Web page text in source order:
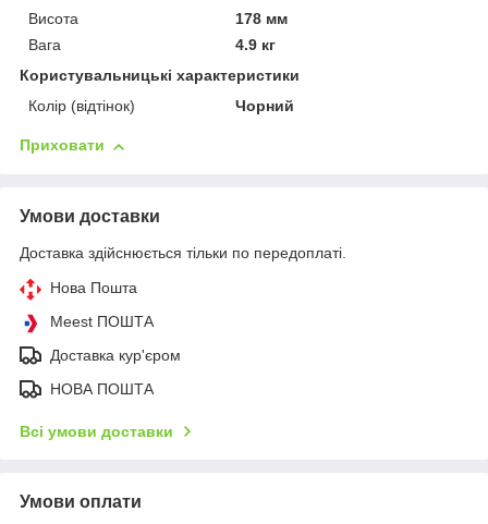
Висота
178 мм
Вага
4.9 кг
Користувальницькі характеристики
Колір (відтінок)
Чорний
Приховати
Умови доставки
Доставка здійснюється тільки по передоплаті.
Нова Пошта
Meest ПОШТА
Доставка кур'єром
НОВА ПОШТА
Всі умови доставки
Умови оплати